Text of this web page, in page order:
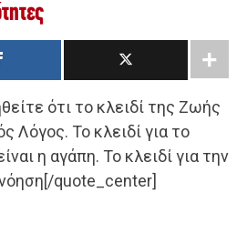
ότι το κλειδί της Ζωής
Λόγος. Το κλειδί για το
η αγάπη. Το κλειδί για την
quote_center]